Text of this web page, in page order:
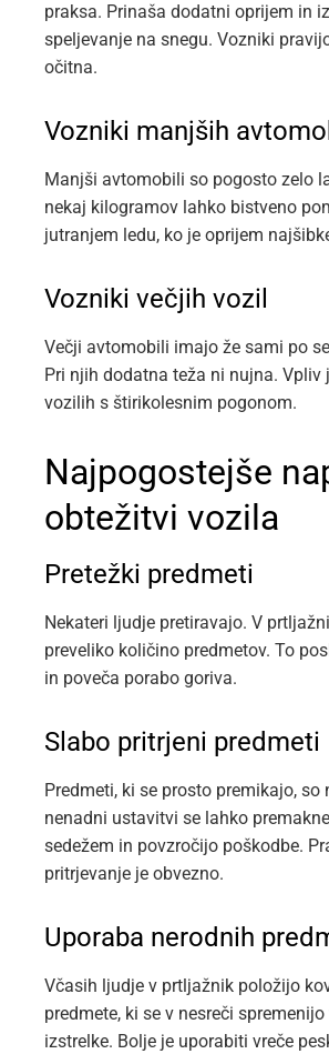
praksa. Prinaša dodatni oprijem in
speljevanje na snegu. Vozniki
očitna.
Vozniki manjših
Manjši avtomobili so pogosto zelo
nekaj kilogramov lahko bistveno
jutranjem ledu, ko je oprijem
Vozniki večjih vozil
Večji avtomobili imajo že sami po
Pri njih dodatna teža ni nujna. Vpliv
vozilih s štirikolesnim pogonom.
Najpogostejše
obtežitvi vozila
Pretežki predmeti
Nekateri ljudje pretiravajo. V
preveliko količino predmetov. To
in poveča porabo goriva.
Slabo pritrjeni predmeti
Predmeti, ki se prosto premikajo, so
nenadni ustavitvi se lahko
sedežem in povzročijo poškodbe.
pritrjevanje je obvezno.
Uporaba nerodnih
Včasih ljudje v prtljažnik položijo
predmete, ki se v nesreči
izstrelke. Bolje je uporabiti vreče